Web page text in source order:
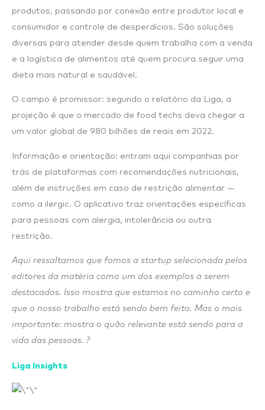
produtos, passando por conexão entre produtor local e
consumidor e controle de desperdícios. São soluções
diversas para atender desde quem trabalha com a venda
e a logística de alimentos até quem procura seguir uma
dieta mais natural e saudável.
O campo é promissor: segundo o relatório da Liga, a
projeção é que o mercado de food techs deva chegar a
um valor global de 980 bilhões de reais em 2022.
Informação e orientação: entram aqui companhias por
trás de plataformas com recomendações nutricionais,
além de instruções em caso de restrição alimentar —
como a ilergic. O aplicativo traz orientações específicas
para pessoas com alergia, intolerância ou outra
restrição.
Aqui ressaltamos que fomos a startup selecionada pelos
editores da matéria como um dos exemplos a serem
destacados. Isso mostra que estamos no caminho certo e
que o nosso trabalho está sendo bem feito. Mas o mais
importante: mostra o quão relevante está sendo para a
vida das pessoas. ?
Liga Insights